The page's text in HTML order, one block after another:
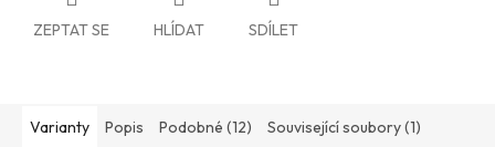
ZEPTAT SE HLÍDAT SDÍLET
Varianty Popis Podobné (12) Související soubory (1)